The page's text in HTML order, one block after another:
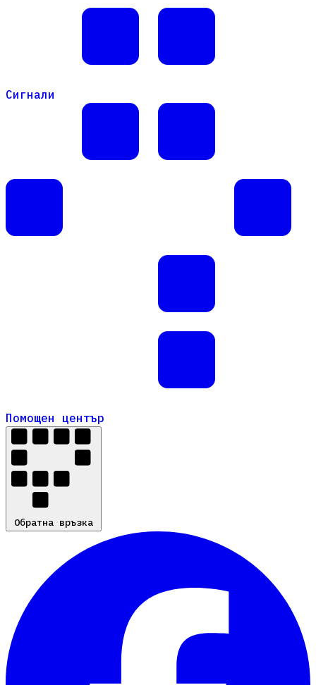
Сигнали
Помощен център
Помощен център
Обратна връзка
Обратна връзка